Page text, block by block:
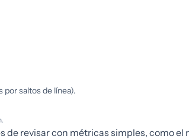
por saltos de línea).
de revisar con métricas simples, como el